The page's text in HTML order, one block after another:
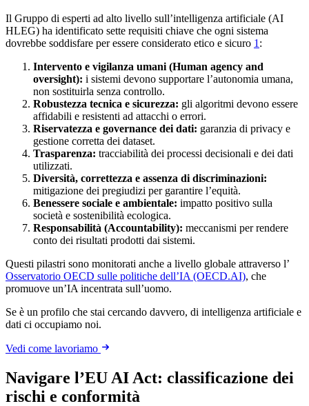
Il Gruppo di esperti ad alto livello sull’intelligenza artificiale (AI
HLEG) ha identificato sette requisiti chiave che ogni sistema
dovrebbe soddisfare per essere considerato etico e sicuro 1 :
Intervento e vigilanza umani (Human agency and
oversight): i sistemi devono supportare l’autonomia umana,
non sostituirla senza controllo.
Robustezza tecnica e sicurezza: gli algoritmi devono essere
affidabili e resistenti ad attacchi o errori.
Riservatezza e governance dei dati: garanzia di privacy e
gestione corretta dei dataset.
Trasparenza: tracciabilità dei processi decisionali e dei dati
utilizzati.
Diversità, correttezza e assenza di discriminazioni:
mitigazione dei pregiudizi per garantire l’equità.
Benessere sociale e ambientale: impatto positivo sulla
società e sostenibilità ecologica.
Responsabilità (Accountability): meccanismi per rendere
conto dei risultati prodotti dai sistemi.
Questi pilastri sono monitorati anche a livello globale attraverso l’
Osservatorio OECD sulle politiche dell’IA (OECD.AI), che
promuove un’IA incentrata sull’uomo.
Se è un profilo che stai cercando davvero, di intelligenza artificiale e
dati ci occupiamo noi.
Vedi come lavoriamo
Navigare l’EU AI Act: classificazione dei
rischi e conformità